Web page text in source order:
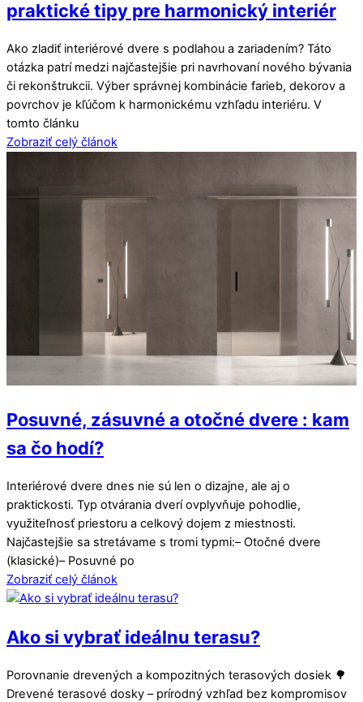
praktické tipy pre harmonický interiér
Ako zladiť interiérové dvere s podlahou a zariadením? Táto
otázka patrí medzi najčastejšie pri navrhovaní nového bývania
či rekonštrukcii. Výber správnej kombinácie farieb, dekorov a
povrchov je kľúčom k harmonickému vzhľadu interiéru. V
tomto článku
Zobraziť celý článok
Posuvné, zásuvné a otočné dvere : kam
sa čo hodí?
Interiérové dvere dnes nie sú len o dizajne, ale aj o
praktickosti. Typ otvárania dverí ovplyvňuje pohodlie,
využiteľnosť priestoru a celkový dojem z miestnosti.
Najčastejšie sa stretávame s tromi typmi:– Otočné dvere
(klasické)– Posuvné po
Zobraziť celý článok
Ako si vybrať ideálnu terasu?
Porovnanie drevených a kompozitných terasových dosiek 🌳
Drevené terasové dosky – prírodný vzhľad bez kompromisov